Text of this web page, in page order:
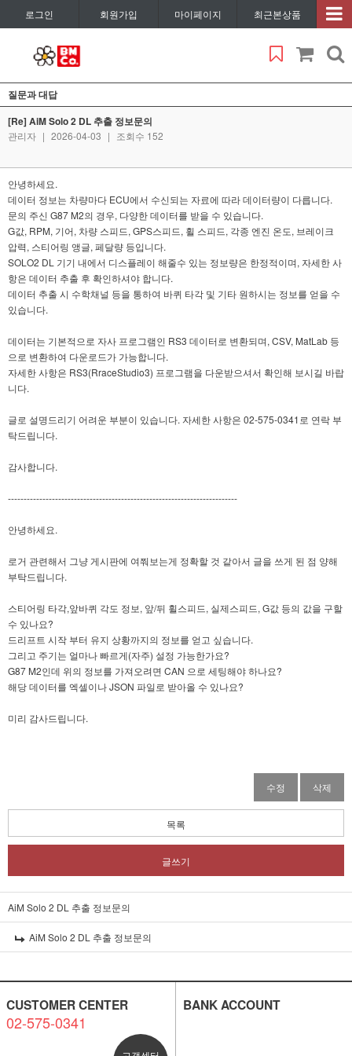
로그인 회원가입 마이페이지 최근본상품
질문과 대답
[Re] AiM Solo 2 DL 추출 정보문의
관리자 | 2026-04-03 | 조회수 152
안녕하세요.
데이터 정보는 차량마다 ECU에서 수신되는 자료에 따라 데이터량이 다릅니다.
문의 주신 G87 M2의 경우, 다양한 데이터를 받을 수 있습니다.
G값, RPM, 기어, 차량 스피드, GPS스피드, 휠 스피드, 각종 엔진 온도, 브레이크
압력, 스티어링 앵글, 페달량 등입니다.
SOLO2 DL 기기 내에서 디스플레이 해줄수 있는 정보량은 한정적이며, 자세한 사
항은 데이터 추출 후 확인하셔야 합니다.
데이터 추출 시 수학채널 등을 통하여 바퀴 타각 및 기타 원하시는 정보를 얻을 수
있습니다.
데이터는 기본적으로 자사 프로그램인 RS3 데이터로 변환되며, CSV, MatLab 등
으로 변환하여 다운로드가 가능합니다.
자세한 사항은 RS3(RraceStudio3) 프로그램을 다운받으셔서 확인해 보시길 바랍
니다.
글로 설명드리기 어려운 부분이 있습니다. 자세한 사항은 02-575-0341로 연락 부
탁드립니다.
감사합니다.
-------------------------------------------------------------------------
안녕하세요.
로거 관련해서 그냥 게시판에 여쭤보는게 정확할 것 같아서 글을 쓰게 된 점 양해
부탁드립니다.
스티어링 타각,앞바퀴 각도 정보, 앞/뒤 휠스피드, 실제스피드, G값 등의 값을 구할
수 있나요?
드리프트 시작 부터 유지 상황까지의 정보를 얻고 싶습니다.
그리고 주기는 얼마나 빠르게(자주) 설정 가능한가요?
G87 M2인데 위의 정보를 가져오려면 CAN 으로 세팅해야 하나요?
해당 데이터를 엑셀이나 JSON 파일로 받아올 수 있나요?
미리 감사드립니다.
수정 삭제
목록
글쓰기
AiM Solo 2 DL 추출 정보문의
AiM Solo 2 DL 추출 정보문의
CUSTOMER CENTER
02-575-0341
BANK ACCOUNT